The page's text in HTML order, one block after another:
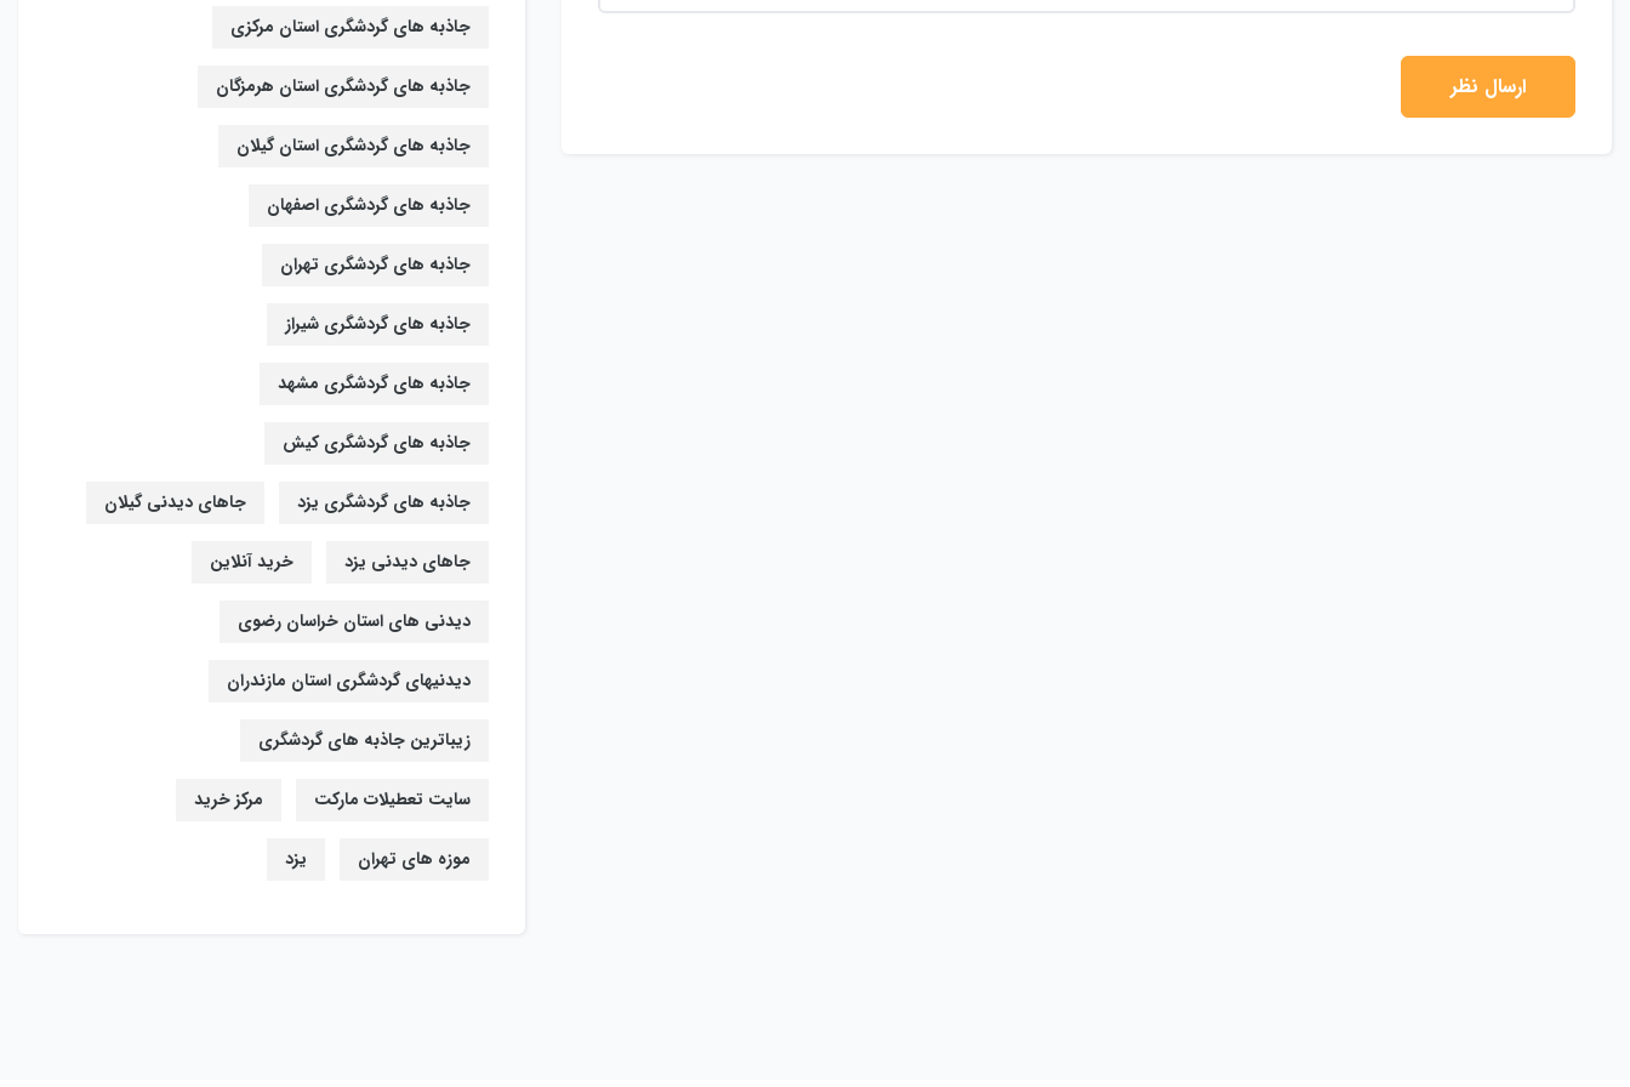
جاذبه های گردشگری استان مرکزی
جاذبه های گردشگری استان هرمزگان
جاذبه های گردشگری استان گیلان
جاذبه های گردشگری اصفهان
جاذبه های گردشگری تهران
جاذبه های گردشگری شیراز
جاذبه های گردشگری مشهد
جاذبه های گردشگری کیش
جاذبه های گردشگری یزد جاهای دیدنی گیلان
جاهای دیدنی یزد خرید آنلاین
دیدنی های استان خراسان رضوی
دیدنیهای گردشگری استان مازندران
زیباترین جاذبه های گردشگری
سایت تعطیلات مارکت مرکز خرید
موزه های تهران یزد